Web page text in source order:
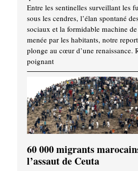
Entre les sentinelles surveillant les
sous les cendres, l’élan spontané
sociaux et la formidable machine
menée par les habitants, notre
plonge au cœur d’une renaissance.
poignant
60 000 migrants
l’assaut de Ceuta